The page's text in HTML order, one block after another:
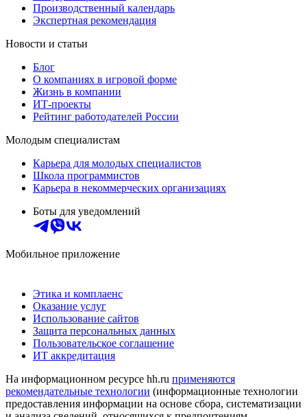
Производственный календарь
Экспертная рекомендация
Новости и статьи
Блог
О компаниях в игровой форме
Жизнь в компании
ИТ-проекты
Рейтинг работодателей России
Молодым специалистам
Карьера для молодых специалистов
Школа программистов
Карьера в некоммерческих организациях
Боты для уведомлений
Мобильное приложение
Этика и комплаенс
Оказание услуг
Использование сайтов
Защита персональных данных
Пользовательское соглашение
ИТ аккредитация
На информационном ресурсе hh.ru применяются
рекомендательные технологии (информационные технологии
предоставления информации на основе сбора, систематизации